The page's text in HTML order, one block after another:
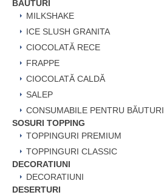
BĂUTURI
MILKSHAKE
ICE SLUSH GRANITA
CIOCOLATĂ RECE
FRAPPE
CIOCOLATĂ CALDĂ
SALEP
CONSUMABILE PENTRU BĂUTURI
SOSURI TOPPING
TOPPINGURI PREMIUM
TOPPINGURI CLASSIC
DECORATIUNI
DECORATIUNI
DESERTURI